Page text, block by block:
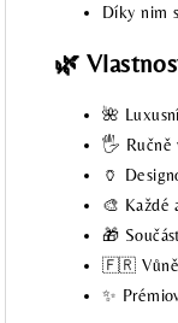
Díky nim
🌿
🌺
🖐️ Ručně
🏺
🎨 Každé
🎁
🇫🇷 Vůně
✨